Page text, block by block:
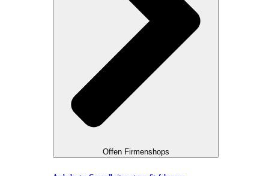
Offen Firmenshops